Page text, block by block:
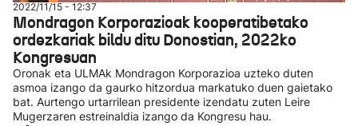
2022/11/15 - 12:37
Mondragon Korporazioak kooperatibetako
ordezkariak bildu ditu Donostian, 2022ko
Kongresuan
Oronak eta ULMAk Mondragon Korporazioa uzteko duten
asmoa izango da gaurko hitzordua markatuko duen gaietako
bat. Aurtengo urtarrilean presidente izendatu zuten Leire
Mugerzaren estreinaldia izango da Kongresu hau.